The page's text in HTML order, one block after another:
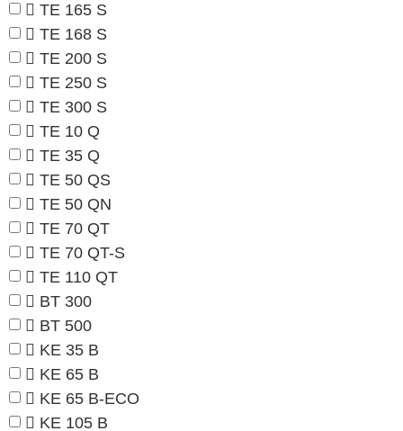
TE 165 S
TE 168 S
TE 200 S
TE 250 S
TE 300 S
TE 10 Q
TE 35 Q
TE 50 QS
TE 50 QN
TE 70 QT
TE 70 QT-S
TE 110 QT
BT 300
BT 500
KE 35 B
KE 65 B
KE 65 B-ECO
KE 105 B